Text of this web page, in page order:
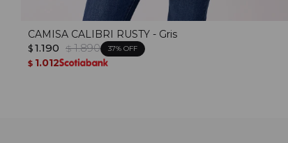
CAMISA CALIBRI RUSTY - Gris
$ 1.190 $ 1.890 37
$ 1.012